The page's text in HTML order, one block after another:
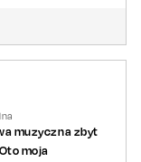
muzyczna zbyt
moja